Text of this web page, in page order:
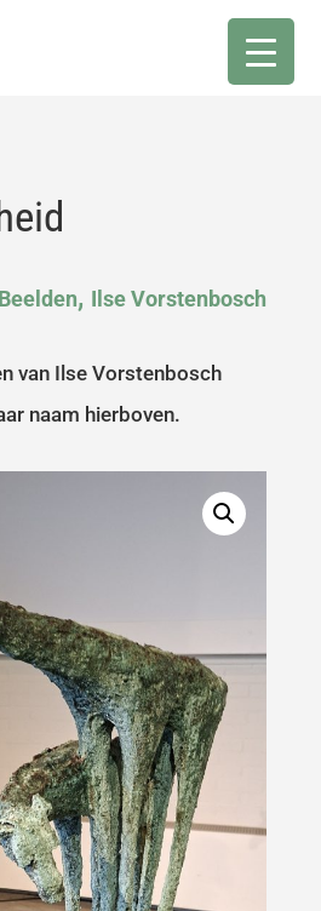
Beelden, Ilse Vorstenbosch
van Ilse Vorstenbosch
naam hierboven.